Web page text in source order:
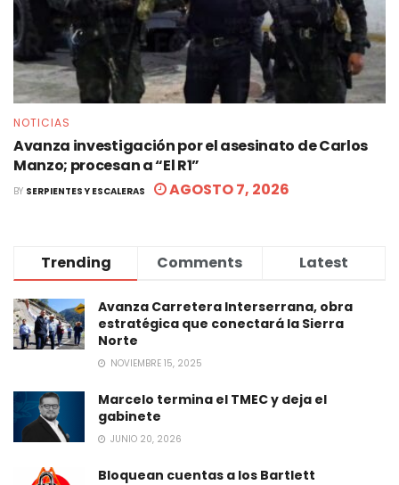
NOTICIAS
Avanza investigación por el asesinato de Carlos
Manzo; procesan a “El R1”
BY SERPIENTES Y ESCALERAS AGOSTO 7, 2026
Trending Comments Latest
Avanza Carretera Interserrana, obra
estratégica que conectará la Sierra
Norte
NOVIEMBRE 15, 2025
Marcelo termina el TMEC y deja el
gabinete
JUNIO 20, 2026
Bloquean cuentas a los Bartlett